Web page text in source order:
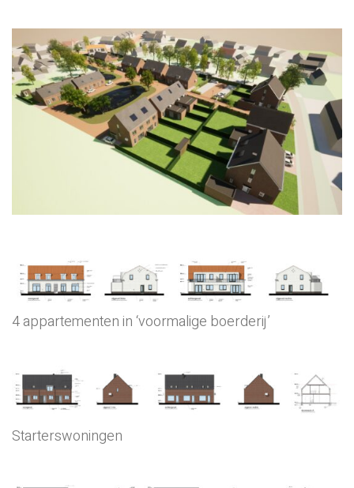
4 appartementen in ‘voormalige boerderij’
Starterswoningen